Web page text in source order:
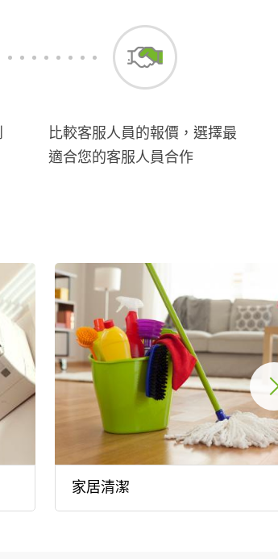
比較客服人員的報價，選擇最
適合您的客服人員合作
家居清潔